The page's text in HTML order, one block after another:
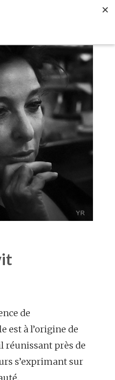
de
est à l’origine de
réunissant près de
s’exprimant sur